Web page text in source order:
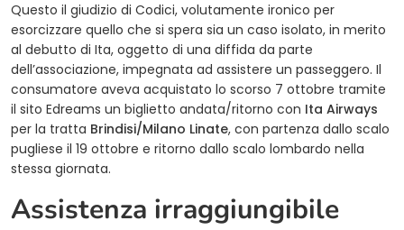
Questo il giudizio di Codici, volutamente ironico per
esorcizzare quello che si spera sia un caso isolato, in merito
al debutto di Ita, oggetto di una diffida da parte
dell’associazione, impegnata ad assistere un passeggero. Il
consumatore aveva acquistato lo scorso 7 ottobre tramite
il sito Edreams un biglietto andata/ritorno con Ita Airways
per la tratta Brindisi/Milano Linate, con partenza dallo scalo
pugliese il 19 ottobre e ritorno dallo scalo lombardo nella
stessa giornata.
Assistenza irraggiungibile